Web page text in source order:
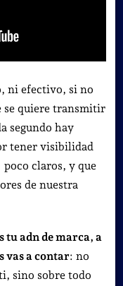
ni efectivo, si no
se quiere transmitir
segundo hay
tener visibilidad
claros, y que
de nuestra
tu adn de marca, a
vas a contar: no
sino sobre todo